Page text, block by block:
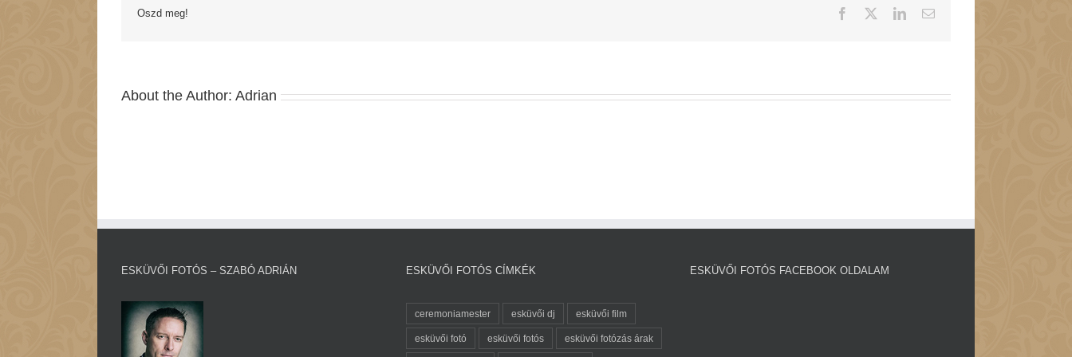
Oszd meg! Facebook LinkedInEmail:
About the Author: Adrian
ESKÜVŐI FOTÓS – SZABÓ ADRIÁN ESKÜVŐI FOTÓS CÍMKÉK
ceremoniamester esküvői dj esküvői film
esküvői fotó esküvői fotós esküvői fotózás árak
ESKÜVŐI FOTÓS FACEBOOK OLDALAM